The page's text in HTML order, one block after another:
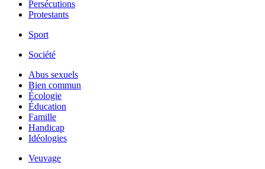
Persécutions
Protestants
Sport
Société
Abus sexuels
Bien commun
Écologie
Éducation
Famille
Handicap
Idéologies
Veuvage